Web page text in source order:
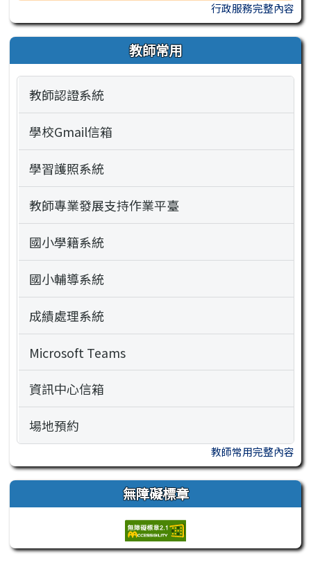
行政服務完整內容
教師常用
教師認證系統
學校Gmail信箱
學習護照系統
教師專業發展支持作業平臺
國小學籍系統
國小輔導系統
成績處理系統
Microsoft Teams
資訊中心信箱
場地預約
教師常用完整內容
無障礙標章